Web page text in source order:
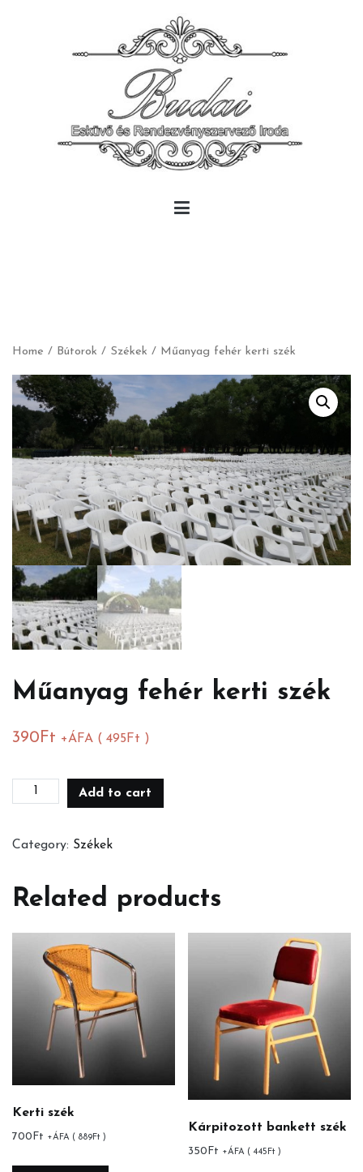
Home / Bútorok / Székek / Műanyag fehér kerti szék
Műanyag fehér kerti szék
390 Ft +ÁFA ( 495 Ft )
Műanyag
Add to cart
Category: Székek
Related products
Kerti szék
700 Ft +ÁFA ( 889Ft )
Kárpitozott bankett szék
350 Ft +ÁFA (445 Ft )